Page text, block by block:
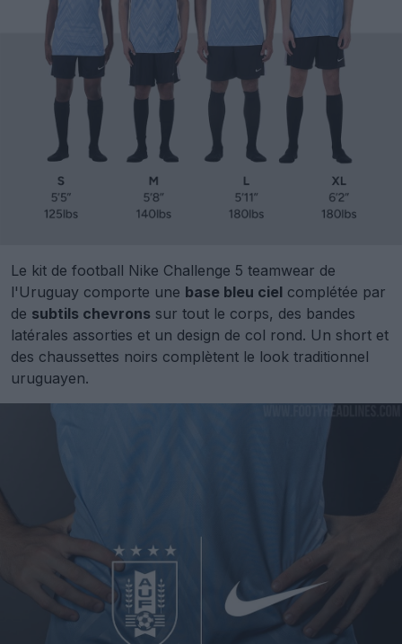
Le kit de football Nike Challenge 5 teamwear de
l'Uruguay comporte une base bleu ciel complétée par
de subtils chevrons sur tout le corps, des bandes
latérales assorties et un design de col rond. Un short et
des chaussettes noirs complètent le look traditionnel
uruguayen.